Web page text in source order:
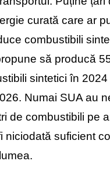
curată care ar
combustibili
să producă
sintetici în
Numai SUA au
de combustibili pe
niciodată suficient